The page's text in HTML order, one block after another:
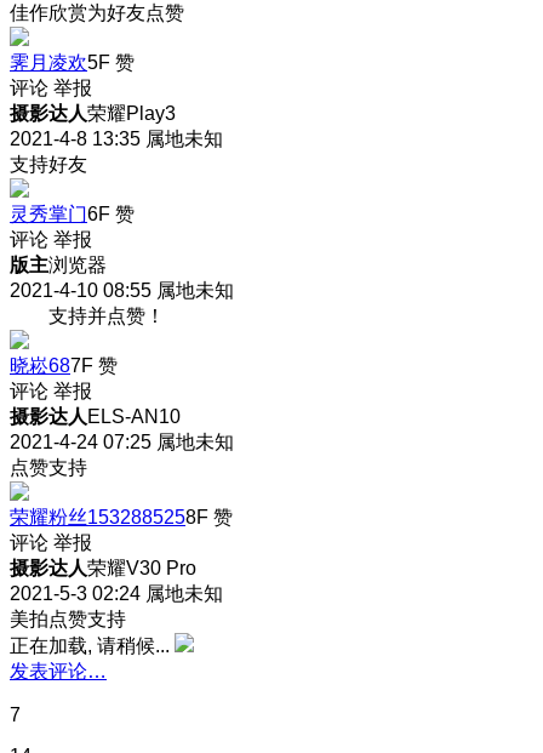
佳作欣赏为好友点赞
霁月凌欢5F 赞
评论 举报
摄影达人荣耀Play3
2021-4-8 13:35 属地未知
支持好友
灵秀掌门6F 赞
评论 举报
版主浏览器
2021-4-10 08:55 属地未知
支持并点赞！
晓崧687F 赞
评论 举报
摄影达人 ELS-AN10
2021-4-24 07:25 属地未知
点赞支持
荣耀粉丝1532885258F 赞
评论 举报
摄影达人荣耀V30 Pro
2021-5-3 02:24 属地未知
美拍点赞支持
正在加载, 请稍候...
发表评论…
7